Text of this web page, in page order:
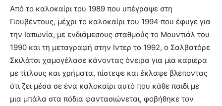
Από το καλοκαίρι του 1989 που υπέγραψε στη
Γιουβέντους, μέχρι το καλοκαίρι του 1994 που έφυγε για
την Ιαπωνία, με ενδιάμεσους σταθμούς το Μουντιάλ του
1990 και τη μεταγραφή στην Ιντερ το 1992, ο Σαλβατόρε
Σκιλάτσι χαμογέλασε κάνοντας όνειρα για μια καριέρα
με τίτλους και χρήματα, πίστεψε και έκλαψε βλέποντας
ότι ζει μέσα σε ένα καλοκαίρι αυτό που κάθε παιδί με
μια μπάλα στα πόδια φαντασιώνεται, φοβήθηκε τον